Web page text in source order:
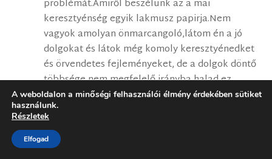
problémát.Amiről beszélünk az a mai
keresztyénség egyik lakmusz papirja.Nem
vagyok amolyan önmarcangoló,látom én a jó
dolgokat és látok még komoly keresztyénedket
és örvendetes fejleményeket, de a dolgok döntő
többsége nem megfelelő irányba halad,ez
pedig az,hogy megmagyarázzuk a
bűnt,toleráljuk,bagatellizáljuk vagy pedig már
nem is használjuk magát a bűn kifejezést
hanem valami enyhébbel
A weboldalon a minőségi felhasználói élmény érdekében sütiket
használunk.
Részletek
Elfogad